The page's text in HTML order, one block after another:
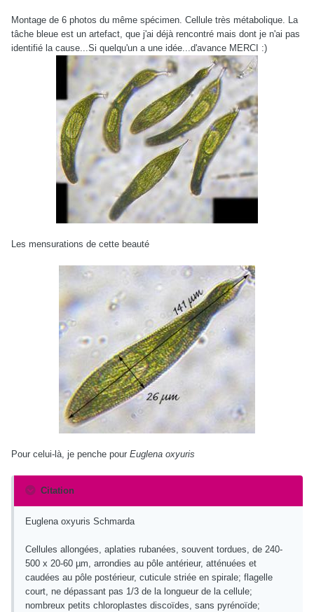
Montage de 6 photos du même spécimen. Cellule très métabolique. La
tâche bleue est un artefact, que j'ai déjà rencontré mais dont je n'ai pas
identifié la cause...Si quelqu'un a une idée...d'avance MERCI :)
Les mensurations de cette beauté
Pour celui-là, je penche pour Euglena oxyuris
Citation
Euglena oxyuris Schmarda
Cellules allongées, aplaties rubanées, souvent tordues, de 240-
500 x 20-60 µm, arrondies au pôle antérieur, atténuées et
caudées au pôle postérieur, cuticule striée en spirale; flagelle
court, ne dépassant pas 1/3 de la longueur de la cellule;
nombreux petits chloroplastes discoïdes, sans pyrénoïde;